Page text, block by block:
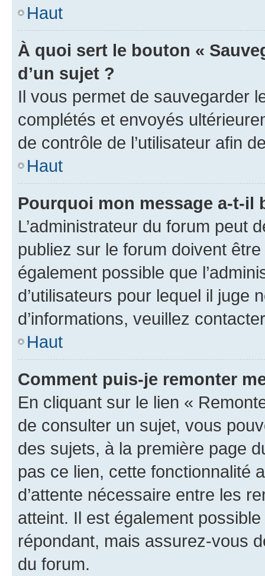
Haut
À quoi sert le bouton «
d’un sujet ?
Il vous permet de sauvegarder
complétés et envoyés
de contrôle de l’utilisateur afin
Haut
Pourquoi mon message a-t-il
L’administrateur du forum peut
publiez sur le forum doivent
également possible que
d’utilisateurs pour lequel il juge
d’informations, veuillez
Haut
Comment puis-je remonter
En cliquant sur le lien «
de consulter un sujet, vous
des sujets, à la première page
pas ce lien, cette fonctionnalité
d’attente nécessaire entre les
atteint. Il est également
répondant, mais assurez-vous
du forum.